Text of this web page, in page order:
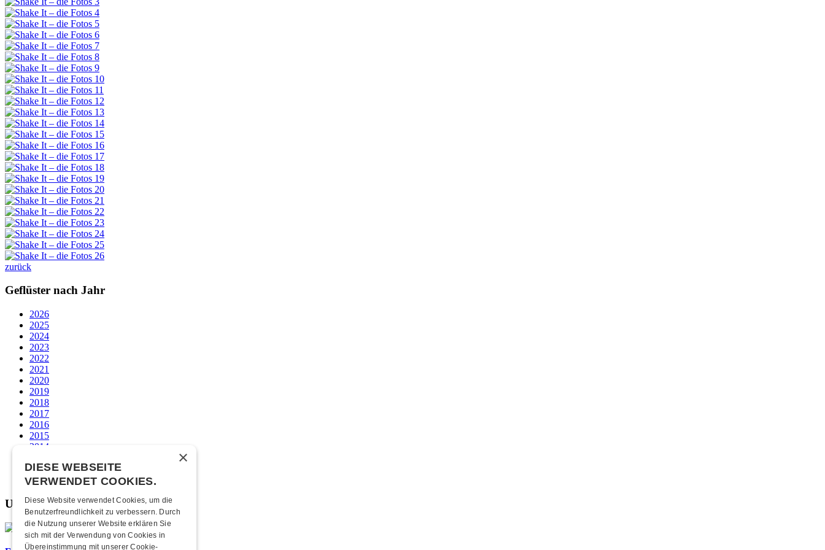
zurück
Geflüster nach Jahr
2026
2025
2024
2023
2022
2021
2020
2019
2018
2017
2016
2015
2014
2012
2011
Unsere beliebtesten
×
DIESE WEBSEITE
VERWENDET COOKIES.
Diese Website verwendet Cookies, um die
Benutzerfreundlichkeit zu verbessern. Durch
die Nutzung unserer Website erklären Sie
sich mit der Verwendung von Cookies in
Übereinstimmung mit unserer Cookie-